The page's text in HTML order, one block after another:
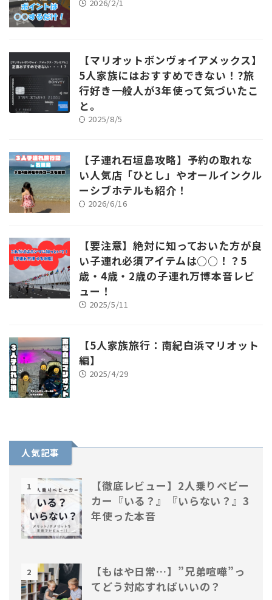
2026/2/1
【マリオットボンヴォイアメックス】
5人家族にはおすすめできない！?旅
行好き一般人が3年使って気づいたこ
と。
2025/8/5
【子連れ石垣島攻略】予約の取れな
い人気店「ひとし」やオールインクル
ーシブホテルも紹介！
2026/6/16
【要注意】絶対に知っておいた方が良
い子連れ必須アイテムは○○！？5
歳・4歳・2歳の子連れ万博本音レビ
ュー！
2025/5/11
【5人家族旅行：南紀白浜マリオット
編】
2025/4/29
人気記事
1
【徹底レビュー】2人乗りベビー
カー『いる？』『いらない？』3
年使った本音
2
【もはや日常…】”兄弟喧嘩”っ
てどう対応すればいいの？